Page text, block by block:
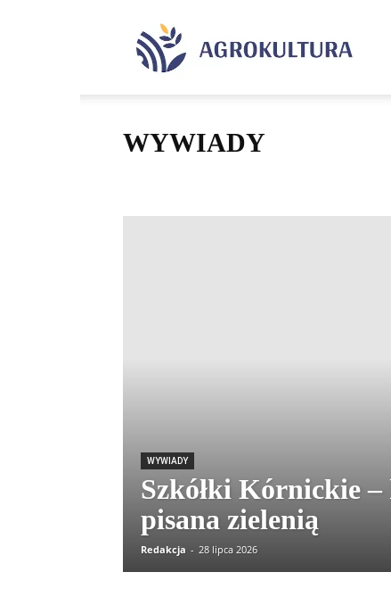
WYWIADY
WYWIADY
Szkółki Kórnickie
pisana zielenią
Redakcja - 28 lipca 2026